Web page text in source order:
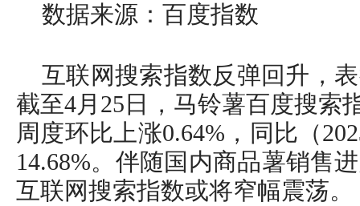
数据来源：百度指数
互联网搜索指数反弹回升，
截至4月25日，马铃薯百度搜索
周度环比上涨0.64%，同比（
14.68%。伴随国内商品薯销售
互联网搜索指数或将窄幅震荡。